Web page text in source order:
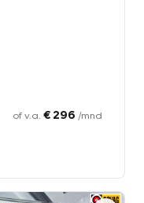
of v.a. € 296 /mnd